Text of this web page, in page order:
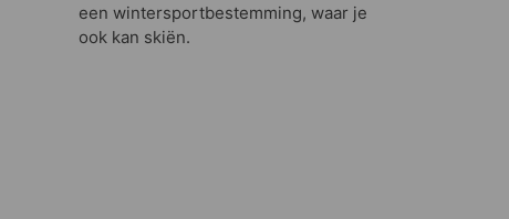
een wintersportbestemming, waar je
ook kan skiën.